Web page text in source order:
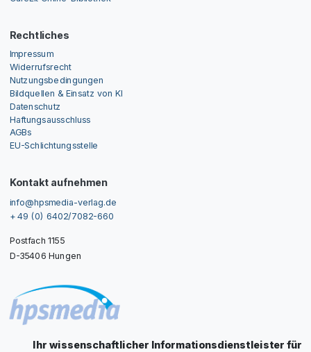
Rechtliches
Impressum
Widerrufsrecht
Nutzungsbedingungen
Bildquellen & Einsatz von KI
Datenschutz
Haftungsausschluss
AGBs
EU-Schlichtungsstelle
Kontakt aufnehmen
info@hpsmedia-verlag.de
+ 49 (0) 6402/7082-660
Postfach 1155
D-35406 Hungen
Ihr wissenschaftlicher Informationsdienstleister für